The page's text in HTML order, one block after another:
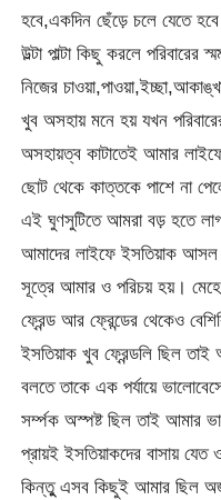
হবে,একদিন ছেঁড়ে চলে যেতে
উল্টা পাল্টা কিছু করলে পরিবারের
নিজের
খুব অসহায় মনে হয় যখন
অসহায়ত্ব কাটাতেই আমার
ছোট থেকে কাত্তকে পাশে না
এই ঘুণসুটিতে আমরা বড় হতে
আমাদের লাইফে ইসতিয়াক আসল
সূত্রে আমার ও পরিচয় হয়।
ফ্রেন্ড আর ফ্রেন্ডের থেকেও
ইসতিয়াক খুব ফ্রেন্ডলি ছিল
বলতে তাকে এক পর্যায়ে
সর্ম্পক অস্পষ্ট ছিল তাই আমার
প্রায়ই ইসতিয়াকদের বাসায় যেত
কিন্তুু এসব কিছুই আমার ছিল